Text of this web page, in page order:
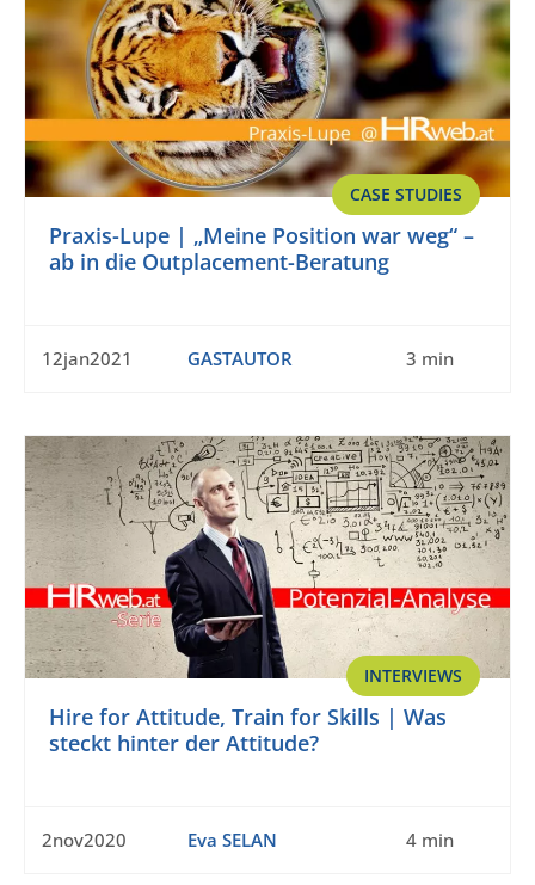
CASE STUDIES
Praxis-Lupe | „Meine Position war weg“ –
ab in die Outplacement-Beratung
12jan2021 GASTAUTOR 3 min
INTERVIEWS
Hire for Attitude, Train for Skills | Was
steckt hinter der Attitude?
2nov2020 Eva SELAN 4 min